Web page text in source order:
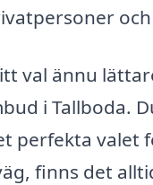
val ännu
i Tallboda.
perfekta valet
finns det